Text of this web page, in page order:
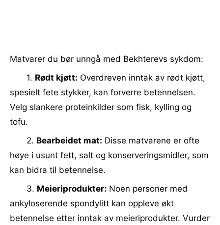
Matvarer du bør unngå med Bekhterevs sykdom:
1. Rødt kjøtt: Overdreven inntak av rødt kjøtt,
spesielt fete stykker, kan forverre betennelsen.
Velg slankere proteinkilder som fisk, kylling og
tofu.
2. Bearbeidet mat: Disse matvarene er ofte
høye i usunt fett, salt og konserveringsmidler, som
kan bidra til betennelse.
3. Meieriprodukter: Noen personer med
ankyloserende spondylitt kan oppleve økt
betennelse etter inntak av meieriprodukter. Vurder